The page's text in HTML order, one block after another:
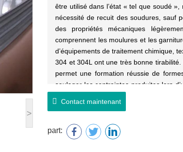
>
être utilisé dans l’état « tel que soudé
nécessité de recuit des soudures, sauf
des propriétés mécaniques
comprennent les moulures et les
d’équipements de traitement chimique,
304 et 304L ont une très bonne
permet une formation réussie de
soulager les contraintes produites lors
technologie de production industrielle
inoxydable dans le monde entier à
Contact maintenant
part: